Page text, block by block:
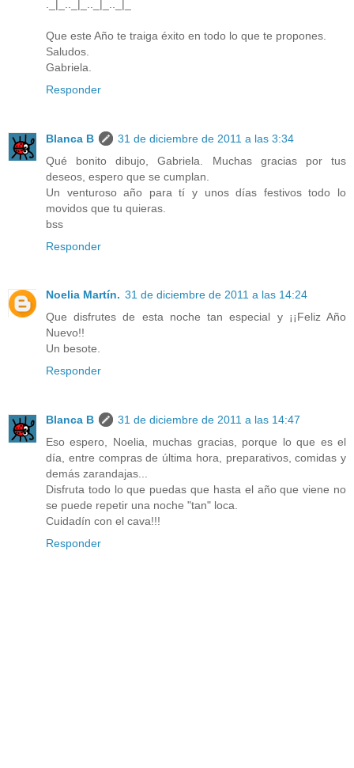
._|_.._|_.._|_.._|_
Que este Año te traiga éxito en todo lo que te propones.
Saludos.
Gabriela.
Responder
Blanca B
31 de diciembre de 2011 a las 3:34
Qué bonito dibujo, Gabriela. Muchas gracias por tus
deseos, espero que se cumplan.
Un venturoso año para tí y unos días festivos todo lo
movidos que tu quieras.
bss
Responder
Noelia Martín. 31 de diciembre de 2011 a las 14:24
Que disfrutes de esta noche tan especial y ¡¡Feliz Año
Nuevo!!
Un besote.
Responder
Blanca B
31 de diciembre de 2011 a las 14:47
Eso espero, Noelia, muchas gracias, porque lo que es el
día, entre compras de última hora, preparativos, comidas y
demás zarandajas...
Disfruta todo lo que puedas que hasta el año que viene no
se puede repetir una noche "tan" loca.
Cuidadín con el cava!!!
Responder